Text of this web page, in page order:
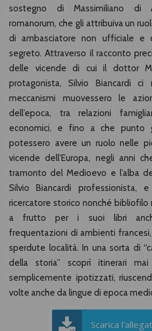
sostegno di Massimiliano di
romanorum, che gli attribuiva un
di ambasciatore non ufficiale e
segreto. Attraverso il racconto
delle vicende di cui il dottor
protagonista, Silvio Biancardi ci
meccanismi muovessero le
dell’epoca, tra relazioni
economici, e fino a che punto
potessero avere un ruolo nelle
vicende dell’Europa, negli anni
tramonto del Medioevo e l’alba
Silvio Biancardi professionista, e
ricercatore storico nonché bibliofilo
a frutto per i suoi libri
frequentazioni di ambienti
sperdute località. In una sorta di
della storia” scoprì itinerari
semplicemente ipotizzati,
volte anche da lingue di epoca
Scarica